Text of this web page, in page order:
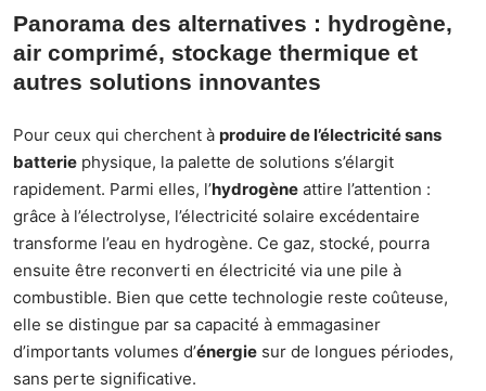
Panorama des alternatives : hydrogène,
air comprimé, stockage thermique et
autres solutions innovantes
Pour ceux qui cherchent à produire de l’électricité sans
batterie physique, la palette de solutions s’élargit
rapidement. Parmi elles, l’hydrogène attire l’attention :
grâce à l’électrolyse, l’électricité solaire excédentaire
transforme l’eau en hydrogène. Ce gaz, stocké, pourra
ensuite être reconverti en électricité via une pile à
combustible. Bien que cette technologie reste coûteuse,
elle se distingue par sa capacité à emmagasiner
d’importants volumes d’énergie sur de longues périodes,
sans perte significative.